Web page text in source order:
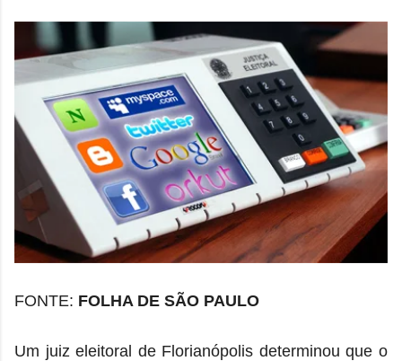
FONTE: FOLHA DE SÃO PAULO
Um juiz eleitoral de Florianópolis determinou que o